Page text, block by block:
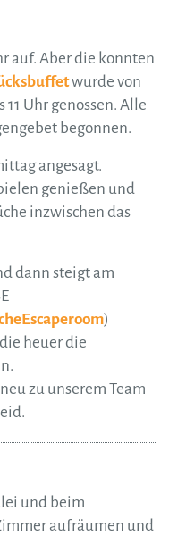
auf. Aber die konnten
wurde von
Uhr genossen. Alle
begonnen.
angesagt.
genießen und
inzwischen das
dann steigt am
)
heuer die
zu unserem Team
und beim
aufräumen und